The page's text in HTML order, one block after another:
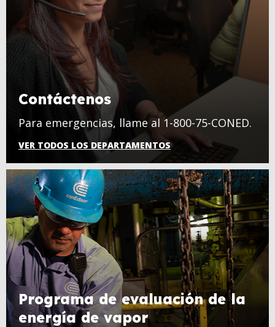
Contáctenos
Para emergencias, llame al 1-800-75-CONED.
VER TODOS LOS DEPARTAMENTOS
Programa de evaluación de la
energía de vapor